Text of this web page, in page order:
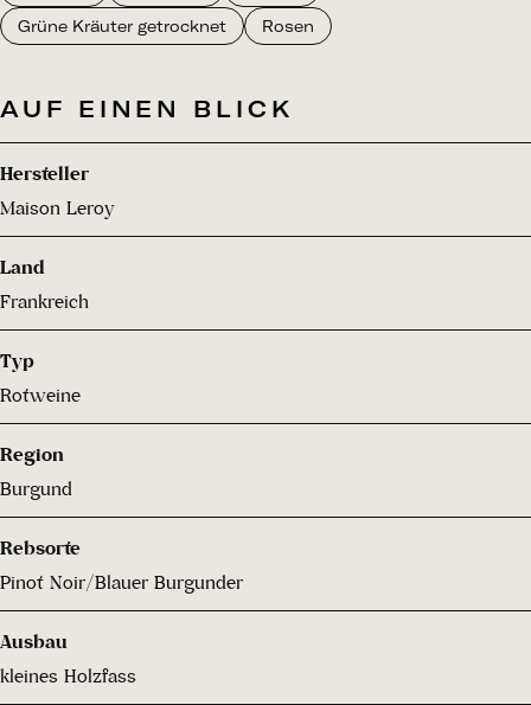
Grüne Kräuter getrocknet
Rosen
AUF EINEN BLICK
Hersteller
Maison Leroy
Land
Frankreich
Typ
Rotweine
Region
Burgund
Rebsorte
Pinot Noir/Blauer Burgunder
Ausbau
kleines Holzfass